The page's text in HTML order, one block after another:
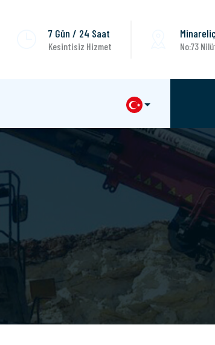
7 Gün / 24 Saat
Kesintisiz Hizmet No:73